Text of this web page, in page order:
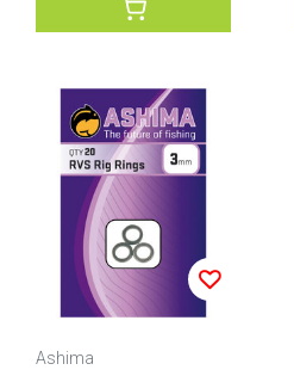
Ashima